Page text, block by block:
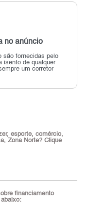
no anúncio
são fornecidas pelo
isento de qualquer
um corretor
esporte, comércio,
Zona Norte? Clique
financiamento